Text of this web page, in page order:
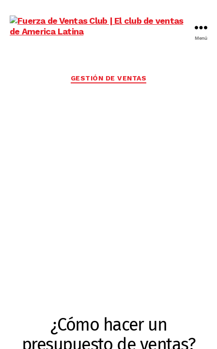
Menú
Categorías
GESTIÓN DE VENTAS
¿Cómo hacer un
presupuesto de ventas?